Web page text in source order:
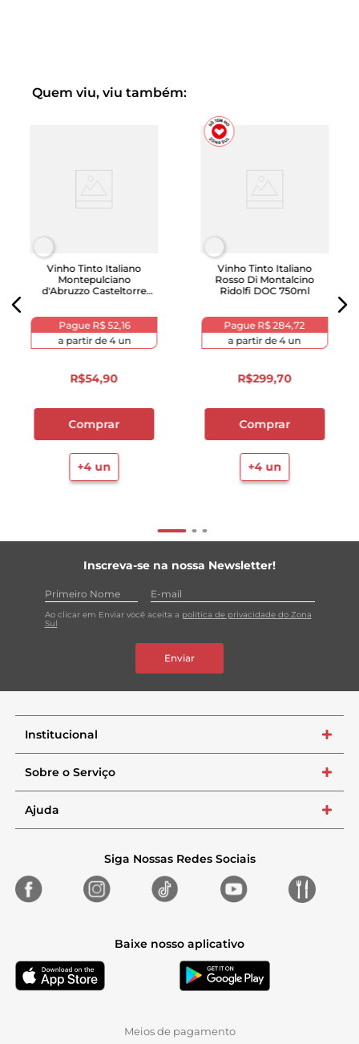
Quem viu, viu também:
Vinho Tinto Italiano
Montepulciano
d'Abruzzo Casteltorre
Pague R$ 52,16
a partir de4un
R$54,90
Comprar
+4un
Vinho Tinto Italiano
Rosso Di Montalcino
Ridolfi DOC 750ml
Pague R$ 284,72
a partir de4un
R$299,70
Comprar
+4un
Inscreva-se na nossa Newsletter!
Ao clicar em Enviar você aceita a política de privacidade do Zona
Sul
Enviar
Institucional +
Sobre o Serviço +
Ajuda +
Siga Nossas Redes Sociais
Baixe nosso aplicativo
Meios de pagamento